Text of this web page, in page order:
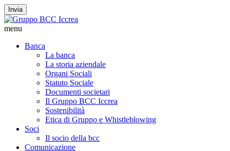
Invia
menu
Banca
La banca
La storia aziendale
Organi Sociali
Statuto Sociale
Documenti societari
Il Gruppo BCC Iccrea
Sostenibilità
Etica di Gruppo e Whistleblowing
Soci
Il socio della bcc
Comunicazione